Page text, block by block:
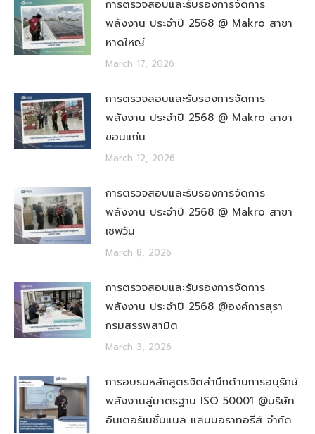
การตรวจสอบและรับรองการจัดการ
พลังงาน ประจำปี 2568 @ Makro สาขา
หาดใหญ่
March 17, 2026
การตรวจสอบและรับรองการจัดการ
พลังงาน ประจำปี 2568 @ Makro สาขา
ขอนแก่น
March 12, 2026
การตรวจสอบและรับรองการจัดการ
พลังงาน ประจำปี 2568 @ Makro สาขา
เซฟวัน
March 8, 2026
การตรวจสอบและรับรองการจัดการ
พลังงาน ประจำปี 2568 @องค์การสุรา
กรมสรรพสามิต
March 3, 2026
การอบรมหลักสูตรจิตสำนึกด้านการอนุรักษ์
พลังงานสู่มาตรฐาน ISO 50001 @บริษัท
อินเตอร์เนชั่นแนล แลบบอราทอรีส์ จำกัด